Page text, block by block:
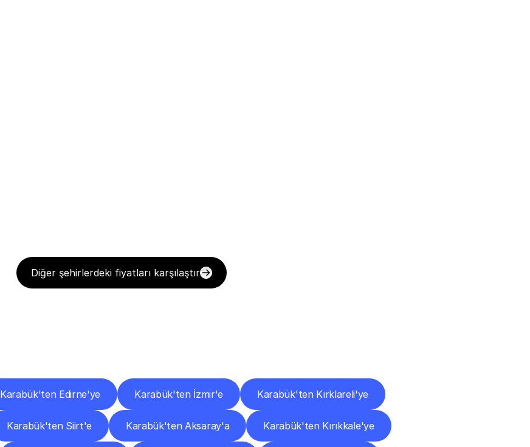
Diğer şehirlerdeki fiyatları karşılaştır
Karabük'ten Edirne'ye Karabük'ten İzmir'e Karabük'ten Kırklareli'ye
Karabük'ten Siirt'e Karabük'ten Aksaray'a Karabük'ten Kırıkkale'ye